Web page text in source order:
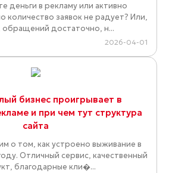
деньги в рекламу или активно
количество заявок не радует? Или,
достаточно, н...
2026-04-01
бизнес проигрывает в
и при чем тут структура
сайта
о том, как устроено выживание в
Отличный сервис, качественный
благодарные кли�...